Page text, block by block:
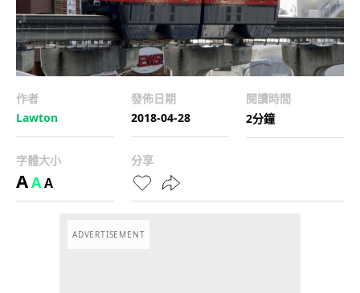
作者
Lawton
發佈日期
2018-04-28
閱讀時間
2分鐘
字體大小
AAA
分享
ADVERTISEMENT